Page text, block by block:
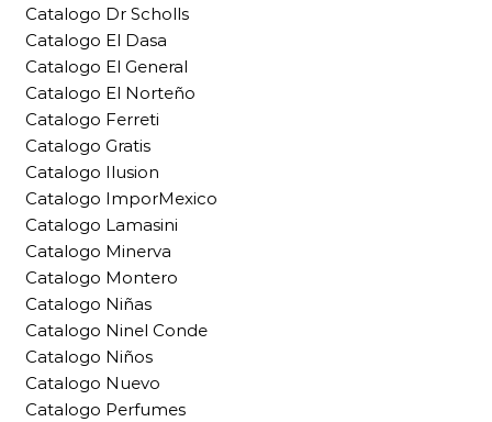
Catalogo Dr Scholls
Catalogo El Dasa
Catalogo El General
Catalogo El Norteño
Catalogo Ferreti
Catalogo Gratis
Catalogo Ilusion
Catalogo ImporMexico
Catalogo Lamasini
Catalogo Minerva
Catalogo Montero
Catalogo Niñas
Catalogo Ninel Conde
Catalogo Niños
Catalogo Nuevo
Catalogo Perfumes